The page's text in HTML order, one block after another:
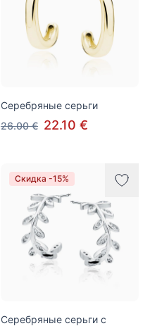
Серебряные серьги
26.00 € 22.10 €
Скидка -15%
Серебряные серьги с